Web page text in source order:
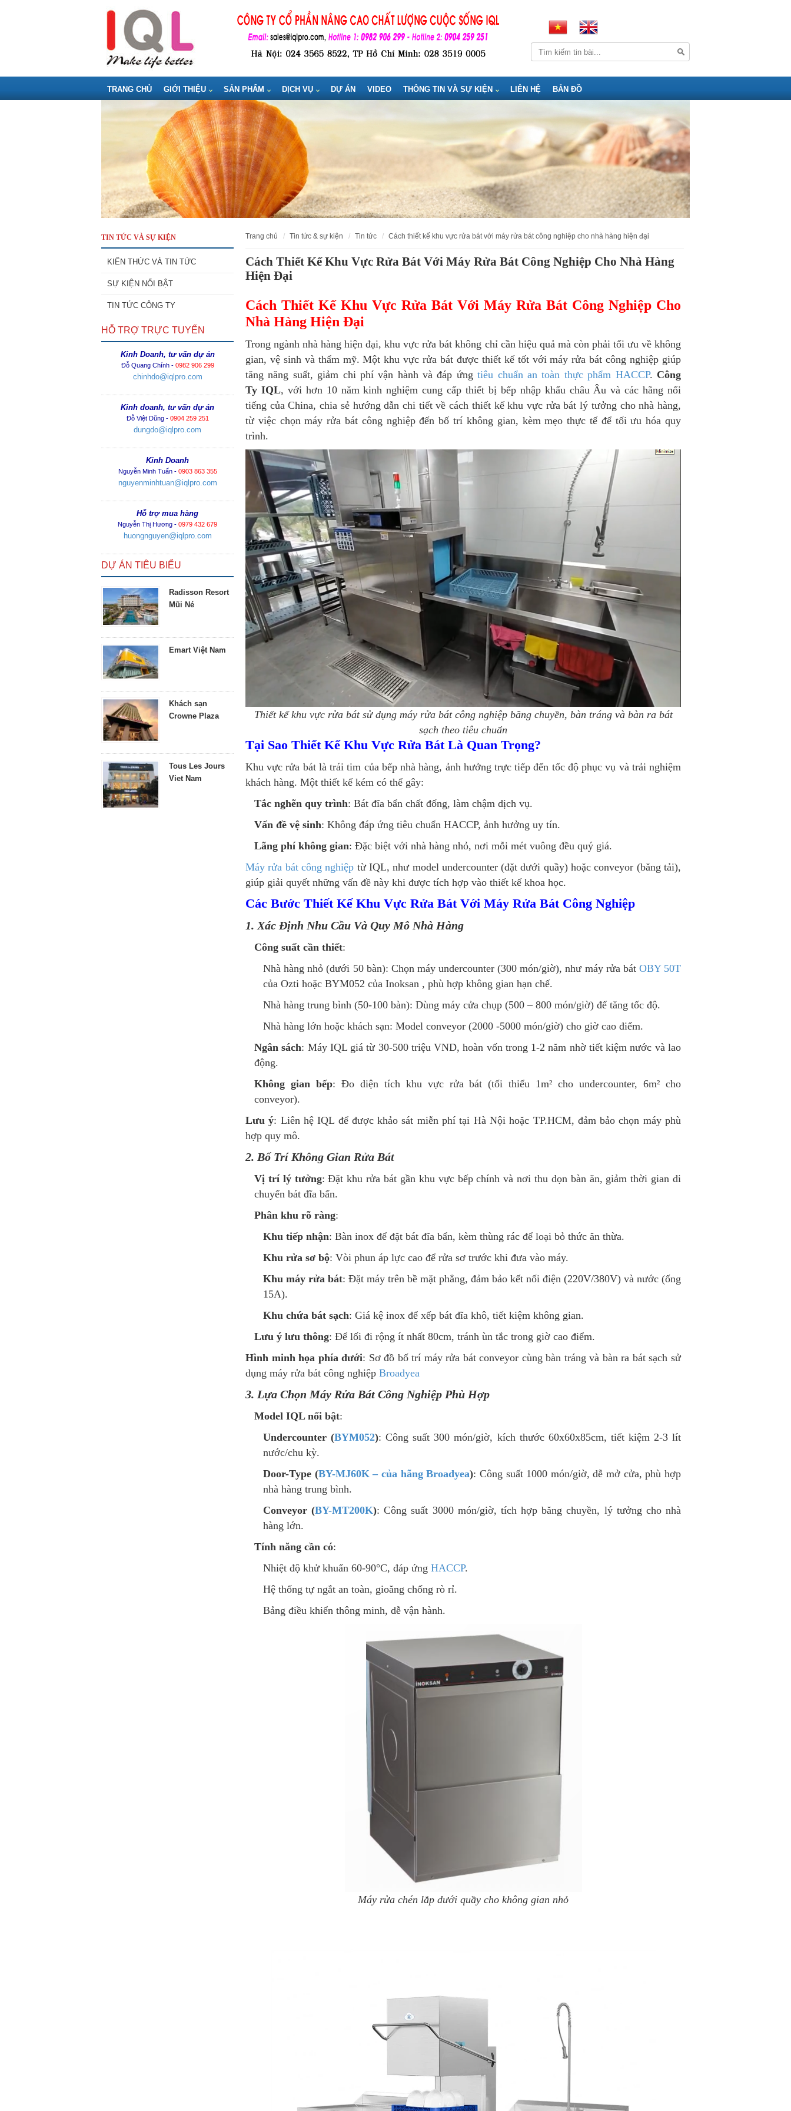
TRANG CHỦ GIỚI THIỆU SẢN PHẨM DỊCH VỤ DỰ ÁN VIDEO THÔNG TIN VÀ SỰ KIỆN LIÊN HỆ BẢN ĐỒ
TIN TỨC VÀ SỰ KIỆN
KIẾN THỨC VÀ TIN TỨC
SỰ KIỆN NỔI BẬT
TIN TỨC CÔNG TY
HỖ TRỢ TRỰC TUYẾN
Kinh Doanh, tư vấn dự án
Đỗ Quang Chính - 0982 906 299
chinhdo@iqlpro.com
Kinh doanh, tư vấn dự án
Đỗ Việt Dũng - 0904 259 251
dungdo@iqlpro.com
Kinh Doanh
Nguyễn Minh Tuấn - 0903 863 355
nguyenminhtuan@iqlpro.com
Hỗ trợ mua hàng
Nguyễn Thị Hương - 0979 432 679
huongnguyen@iqlpro.com
DỰ ÁN TIÊU BIỂU
Radisson Resort
Mũi Né
Emart Việt Nam
Khách sạn
Crowne Plaza
Tous Les Jours
Viet Nam
trang chủ tin tức & sự kiện tin tức cách thiết kế khu vực rửa bát với máy rửa bát công nghiệp cho nhà hàng hiện đại
Cách Thiết Kế Khu Vực Rửa Bát Với Máy Rửa Bát Công Nghiệp Cho Nhà Hàng
Hiện Đại
Cách Thiết Kế Khu Vực Rửa Bát Với Máy Rửa Bát Công Nghiệp Cho
Nhà Hàng Hiện Đại
Trong ngành nhà hàng hiện đại, khu vực rửa bát không chỉ cần hiệu quả mà còn phải tối ưu về không
gian, vệ sinh và thẩm mỹ. Một khu vực rửa bát được thiết kế tốt với máy rửa bát công nghiệp giúp
tăng năng suất, giảm chi phí vận hành và đáp ứngtiêu chuẩn an toàn thực phẩm HACCP. Công
Ty IQL, với hơn 10 năm kinh nghiệm cung cấp thiết bị bếp nhập khẩu châu Âu và các hãng nổi
tiếng của China, chia sẻ hướng dẫn chi tiết về cách thiết kế khu vực rửa bát lý tưởng cho nhà hàng,
từ việc chọn máy rửa bát công nghiệp đến bố trí không gian, kèm mẹo thực tế để tối ưu hóa quy
trình.
Thiết kế khu vực rửa bát sử dụng máy rửa bát công nghiệp băng chuyền, bàn tráng và bàn ra bát
sạch theo tiêu chuẩn
Tại Sao Thiết Kế Khu Vực Rửa Bát Là Quan Trọng?
Khu vực rửa bát là trái tim của bếp nhà hàng, ảnh hưởng trực tiếp đến tốc độ phục vụ và trải nghiệm
khách hàng. Một thiết kế kém có thể gây:
Tắc nghẽn quy trình: Bát đĩa bẩn chất đống, làm chậm dịch vụ.
Vấn đề vệ sinh: Không đáp ứng tiêu chuẩn HACCP, ảnh hưởng uy tín.
Lãng phí không gian: Đặc biệt với nhà hàng nhỏ, nơi mỗi mét vuông đều quý giá.
Máy rửa bát công nghiệp từ IQL, như model undercounter (đặt dưới quầy) hoặc conveyor (băng tải),
giúp giải quyết những vấn đề này khi được tích hợp vào thiết kế khoa học.
Các Bước Thiết Kế Khu Vực Rửa Bát Với Máy Rửa Bát Công Nghiệp
1. Xác Định Nhu Cầu Và Quy Mô Nhà Hàng
Công suất cần thiết:
Nhà hàng nhỏ (dưới 50 bàn): Chọn máy undercounter (300 món/giờ), như máy rửa bát OBY 50T
của Ozti hoặc BYM052 của Inoksan , phù hợp không gian hạn chế.
Nhà hàng trung bình (50-100 bàn): Dùng máy cửa chụp (500 – 800 món/giờ) để tăng tốc độ.
Nhà hàng lớn hoặc khách sạn: Model conveyor (2000 -5000 món/giờ) cho giờ cao điểm.
Ngân sách: Máy IQL giá từ 30-500 triệu VND, hoàn vốn trong 1-2 năm nhờ tiết kiệm nước và lao
động.
Không gian bếp: Đo diện tích khu vực rửa bát (tối thiểu 1m² cho undercounter, 6m² cho
conveyor).
Lưu ý: Liên hệ IQL để được khảo sát miễn phí tại Hà Nội hoặc TP.HCM, đảm bảo chọn máy phù
hợp quy mô.
2. Bố Trí Không Gian Rửa Bát
Vị trí lý tưởng: Đặt khu rửa bát gần khu vực bếp chính và nơi thu dọn bàn ăn, giảm thời gian di
chuyển bát đĩa bẩn.
Phân khu rõ ràng:
Khu tiếp nhận: Bàn inox để đặt bát đĩa bẩn, kèm thùng rác để loại bỏ thức ăn thừa.
Khu rửa sơ bộ: Vòi phun áp lực cao để rửa sơ trước khi đưa vào máy.
Khu máy rửa bát: Đặt máy trên bề mặt phẳng, đảm bảo kết nối điện (220V/380V) và nước (ống
15A).
Khu chứa bát sạch: Giá kệ inox để xếp bát đĩa khô, tiết kiệm không gian.
Lưu ý lưu thông: Để lối đi rộng ít nhất 80cm, tránh ùn tắc trong giờ cao điểm.
Hình minh họa phía dưới: Sơ đồ bố trí máy rửa bát conveyor cùng bàn tráng và bàn ra bát sạch sử
dụng máy rửa bát công nghiệp Broadyea
3. Lựa Chọn Máy Rửa Bát Công Nghiệp Phù Hợp
Model IQL nổi bật:
Undercounter (BYM052): Công suất 300 món/giờ, kích thước 60x60x85cm, tiết kiệm 2-3 lít
nước/chu kỳ.
Door-Type (BY-MJ60K – củahãngBroadyea): Công suất 1000 món/giờ, dễ mở cửa, phù hợp
nhà hàng trung bình.
Conveyor (BY-MT200K): Công suất 3000 món/giờ, tích hợp băng chuyền, lý tưởng cho nhà
hàng lớn.
Tính năng cần có:
Nhiệt độ khử khuẩn 60-90°C, đáp ứng HACCP.
Hệ thống tự ngắt an toàn, gioăng chống rò rỉ.
Bảng điều khiển thông minh, dễ vận hành.
Máy rửa chén lắp dưới quầy cho không gian nhỏ